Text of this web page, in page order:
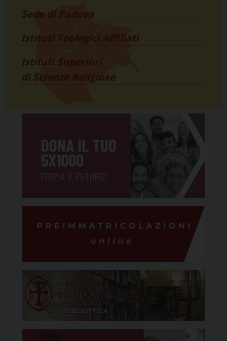
Sede di Padova
Istituti Teologici Affiliati
Istituti Superiori
di Scienze Religiose